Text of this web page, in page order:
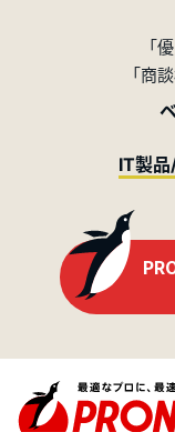
「
「商
IT製